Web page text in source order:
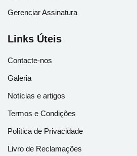
Gerenciar Assinatura
Links Úteis
Contacte-nos
Galeria
Notícias e artigos
Termos e Condições
Política de Privacidade
Livro de Reclamações